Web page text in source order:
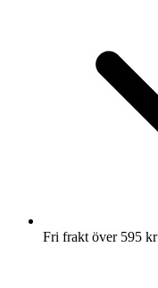
Fri frakt över 595 kr